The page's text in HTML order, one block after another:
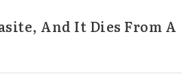
And It Dies From A